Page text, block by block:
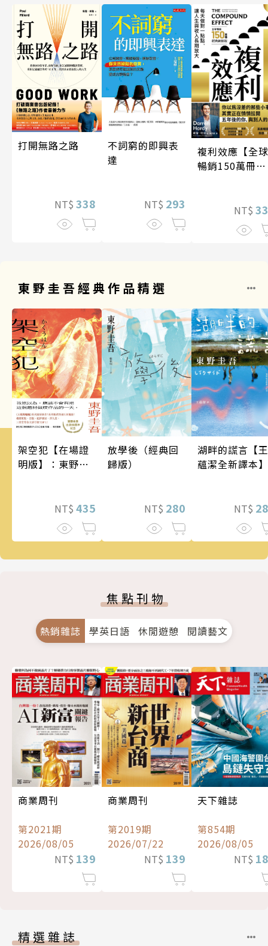
打開無路之路
NT$ 338
不詞窮的即興表
達
NT$ 293
複利效應【全球
暢銷150萬冊・
NT$
東野圭吾經典作品精選
架空犯【在場證
明版】：東野圭
蝠》系列重磅新
NT$ 435
放學後（經典回
歸版）
NT$ 280
湖畔的謊言【王
蘊潔全新譯本】
NT$
焦點刊物
熱銷雜誌 學英日語 休閒遊憩 閱讀藝文
商業周刊
第2021期
2026/08/05
NT$ 139
商業周刊
第2019期
2026/07/22
NT$ 139
天下雜誌
第854期
2026/08/05
NT$
精選雜誌